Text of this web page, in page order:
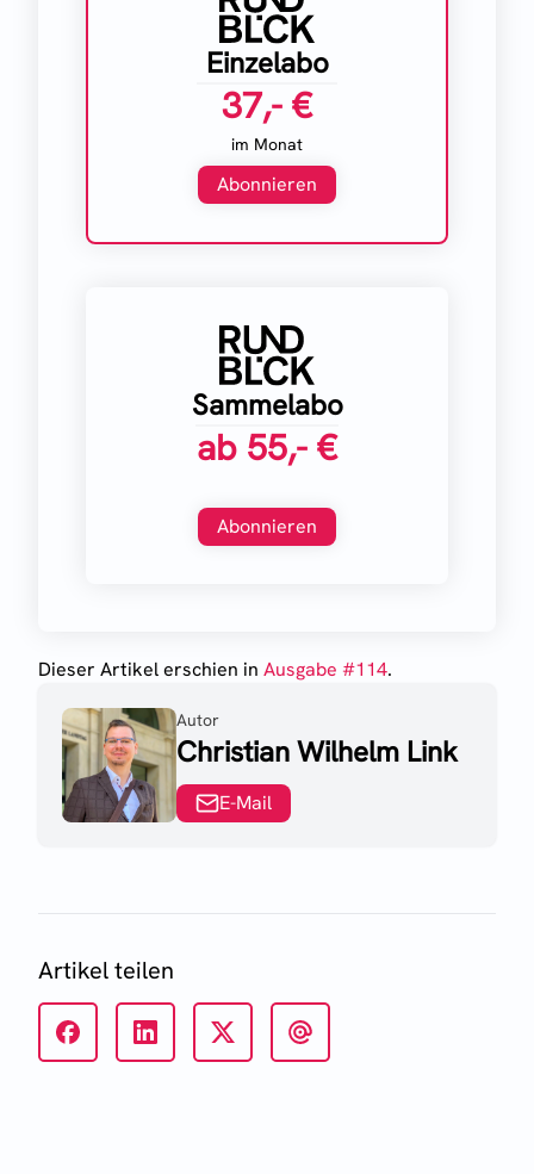
Einzelabo
37,- €
im Monat
Abonnieren
Sammelabo
ab 55,- €
Abonnieren
Dieser Artikel erschien in Ausgabe #114.
Autor
Christian Wilhelm Link
E-Mail
Artikel teilen